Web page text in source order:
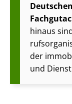
hinaus
der
und